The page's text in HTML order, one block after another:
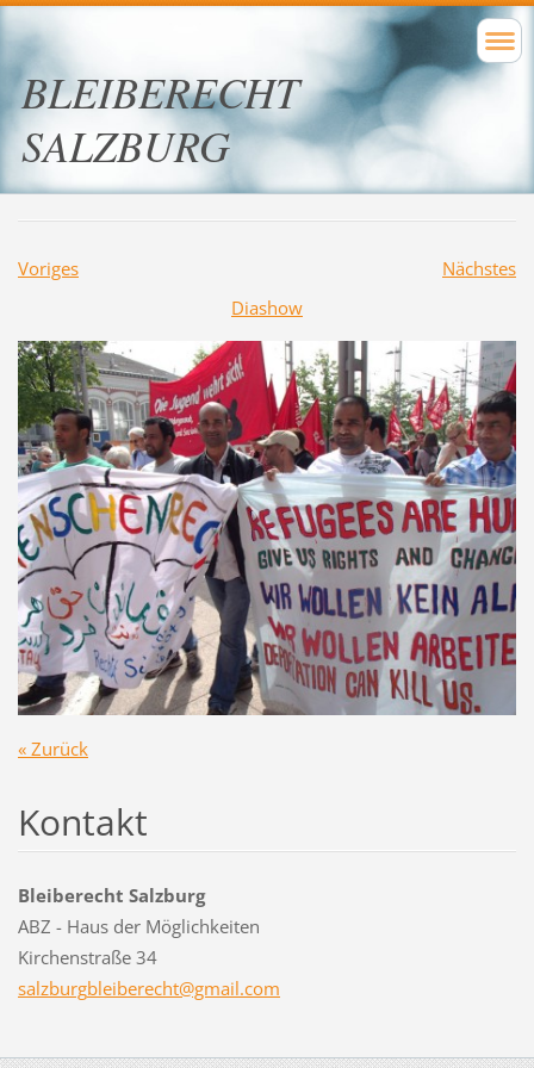
BLEIBERECHT
SALZBURG
Voriges
Nächstes
Diashow
« Zurück
Kontakt
Bleiberecht Salzburg
ABZ - Haus der Möglichkeiten
Kirchenstraße 34
salzburgbleiberecht@gmail.com